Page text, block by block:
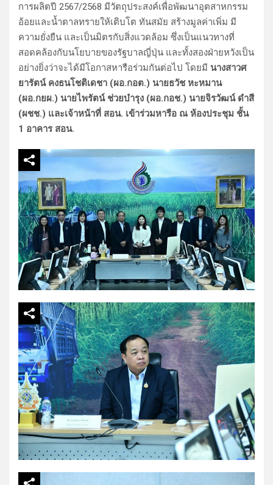
การผลิตปี 2567/2568 มีวัตถุประสงค์เพื่อพัฒนาอุตสาหกรรม
อ้อยและน้ำตาลทรายให้เติบโต ทันสมัย สร้างมูลค่าเพิ่ม มี
ความยั่งยืน และเป็นมิตรกับสิ่งแวดล้อม ซึ่งเป็นแนวทางที่
สอดคล้องกับนโยบายของรัฐบาลญี่ปุ่น และทั้งสองฝ่ายหวังเป็น
อย่างยิ่งว่าจะได้มีโอกาสหารือร่วมกันต่อไป โดยมี นางสาวศ
ยารัตน์ คงธนโชติเดชา (ผอ.กอต.) นายธวัช หะหมาน
(ผอ.กยผ.) นายไพรัตน์ ช่วยบำรุง (ผอ.กอช.) นายจิรวัฒน์ ดำสี
(ผชช.) และเจ้าหน้าที่ สอน. เข้าร่วมหารือ ณ ห้องประชุม ชั้น
1 อาคาร สอน.